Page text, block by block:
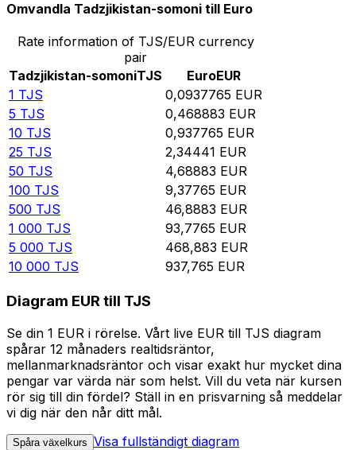
Omvandla Tadzjikistan-somoni till Euro
Rate information of TJS/EUR currency
pair
Tadzjikistan-somoniTJS EuroEUR
1 TJS 0,0937765 EUR
5 TJS 0,468883 EUR
10 TJS 0,937765 EUR
25 TJS 2,34441 EUR
50 TJS 4,68883 EUR
100 TJS 9,37765 EUR
500 TJS 46,8883 EUR
1 000 TJS 93,7765 EUR
5 000 TJS 468,883 EUR
10 000 TJS 937,765 EUR
Diagram EUR till TJS
Se din 1 EUR i rörelse. Vårt live EUR till TJS diagram
spårar 12 månaders realtidsräntor,
mellanmarknadsräntor och visar exakt hur mycket dina
pengar var värda när som helst. Vill du veta när kursen
rör sig till din fördel? Ställ in en prisvarning så meddelar
vi dig när den når ditt mål.
Spåra växelkurs Visa fullständigt diagram